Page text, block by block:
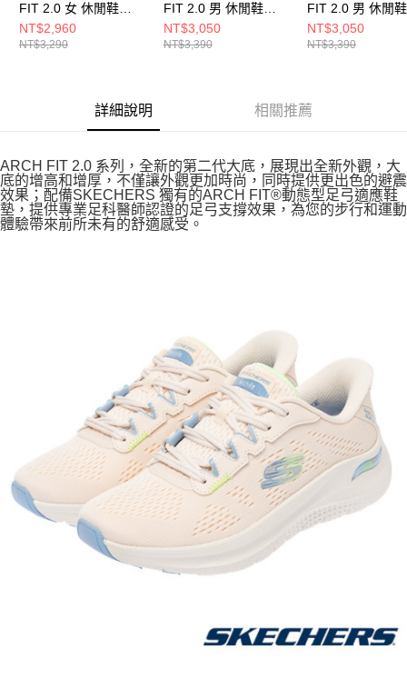
FIT 2.0 女 休閒鞋
150066WMVMT
NT$2,960
NT$3,290
FIT 2.0 男 休閒鞋
232713BKRD
NT$3,050
NT$3,390
FIT 2.0 男 休閒鞋
232713NVBL
NT$3,050
NT$3,390
詳細說明 相關推薦
ARCH FIT 2.0 系列，全新的第二代大底，展現出全新外觀，大
底的增高和增厚，不僅讓外觀更加時尚，同時提供更出色的避震
效果；配備SKECHERS 獨有的ARCH FIT®動態型足弓適應鞋
墊，提供專業足科醫師認證的足弓支撐效果，為您的步行和運動
體驗帶來前所未有的舒適感受。